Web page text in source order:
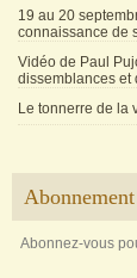
19 au 20
connaissance de
Vidéo de Paul
dissemblances et
Le tonnerre de la
Abonnez-vous